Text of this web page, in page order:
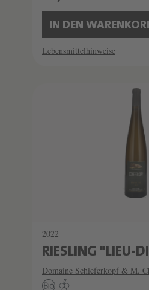
IN DEN
Lebensmittelhinweise
2022
RIESLING "LIEU-
Domaine Schieferkopf & M.